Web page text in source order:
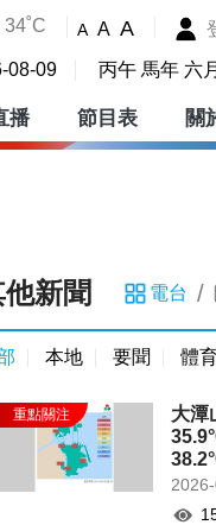
34˚C A A A
08-09 丙午 馬年 六
播 節目表 關
新聞 電台 /
本地 要聞 體
大潭